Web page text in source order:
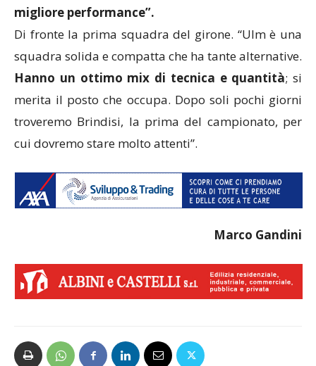
migliore performance”.
Di fronte la prima squadra del girone. “Ulm è una
squadra solida e compatta che ha tante alternative.
Hanno un ottimo mix di tecnica e quantità; si
merita il posto che occupa. Dopo soli pochi giorni
troveremo Brindisi, la prima del campionato, per
cui dovremo stare molto attenti”.
Marco Gandini